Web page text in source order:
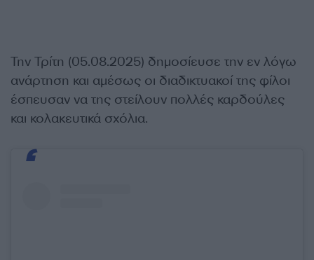
Την Τρίτη (05.08.2025) δημοσίευσε την εν λόγω
ανάρτηση και αμέσως οι διαδικτυακοί της φίλοι
έσπευσαν να της στείλουν πολλές καρδούλες
και κολακευτικά σχόλια.